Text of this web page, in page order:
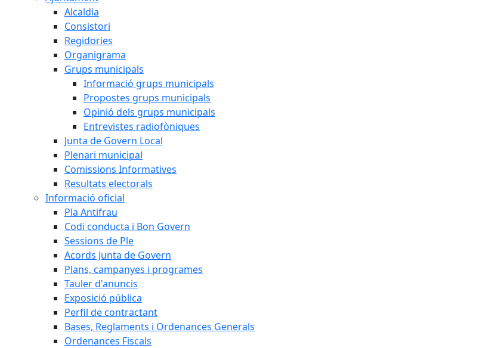
Alcaldia
Consistori
Regidories
Organigrama
Grups municipals
Informació grups municipals
Propostes grups municipals
Opinió dels grups municipals
Entrevistes radiofòniques
Junta de Govern Local
Plenari municipal
Comissions Informatives
Resultats electorals
Informació oficial
Pla Antifrau
Codi conducta i Bon Govern
Sessions de Ple
Acords Junta de Govern
Plans, campanyes i programes
Tauler d'anuncis
Exposició pública
Perfil de contractant
Bases, Reglaments i Ordenances Generals
Ordenances Fiscals